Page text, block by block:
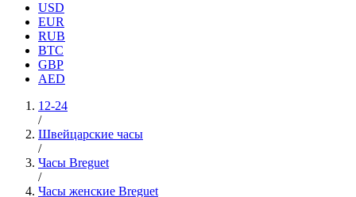
USD
EUR
RUB
BTC
GBP
AED
12-24
/
Швейцарские часы
/
Часы Breguet
/
Часы женские Breguet